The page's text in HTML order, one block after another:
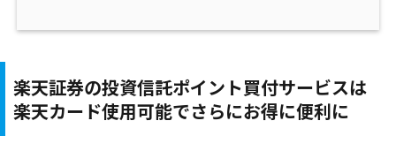
楽天証券の投資信託ポイント買付サービスは
楽天カード使用可能でさらにお得に便利に